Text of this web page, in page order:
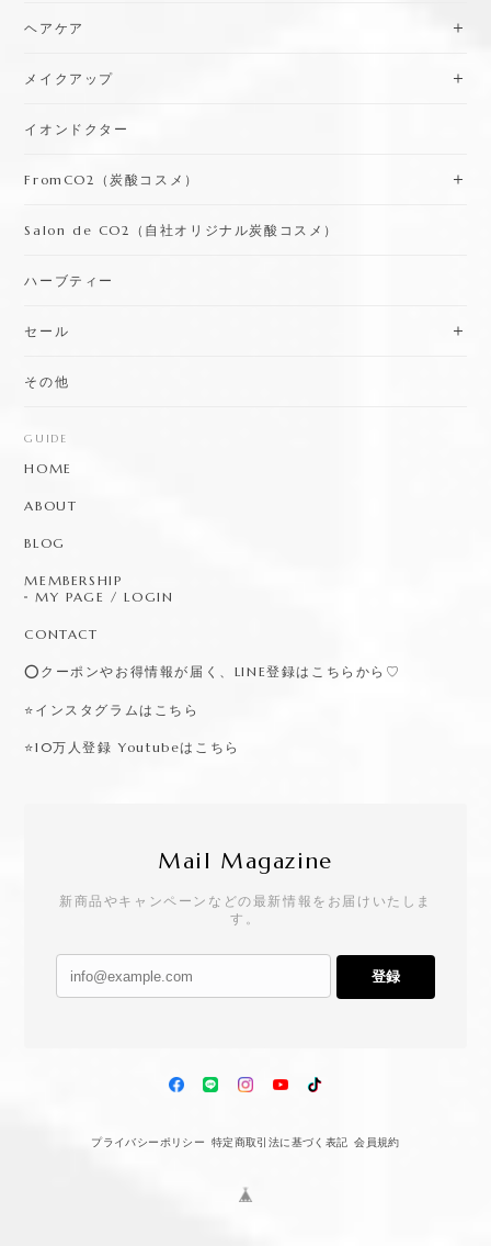
ヘアケア
メイクアップ
イオンドクター
FromCO2（炭酸コスメ）
Salon de CO2（自社オリジナル炭酸コスメ）
ハーブティー
セール
その他
GUIDE
HOME
ABOUT
BLOG
MEMBERSHIP
MY PAGE / LOGIN
CONTACT
⭕️クーポンやお得情報が届く、LINE登録はこちらから♡
⭐️インスタグラムはこちら
⭐️10万人登録 Youtubeはこちら
Mail Magazine
新商品やキャンペーンなどの最新情報をお届けいたしま
す。
登録
プライバシーポリシー 特定商取引法に基づく表記 会員規約